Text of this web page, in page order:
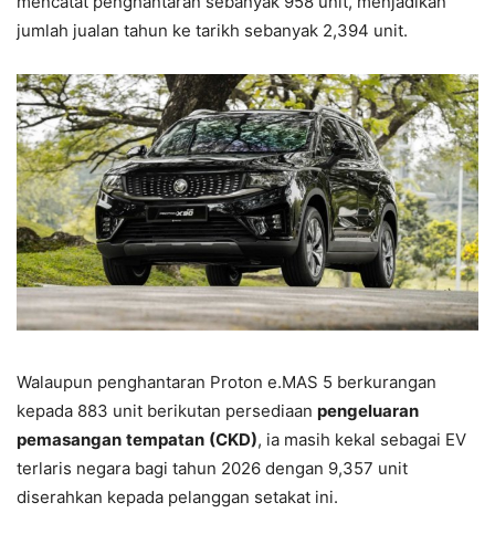
jumlah jualan tahun ke tarikh sebanyak 2,394 unit.
Walaupun penghantaran Proton e.MAS 5 berkurangan
kepada 883 unit berikutan persediaan pengeluaran
pemasangan tempatan (CKD), ia masih kekal sebagai EV
terlaris negara bagi tahun 2026 dengan 9,357 unit
diserahkan kepada pelanggan setakat ini.